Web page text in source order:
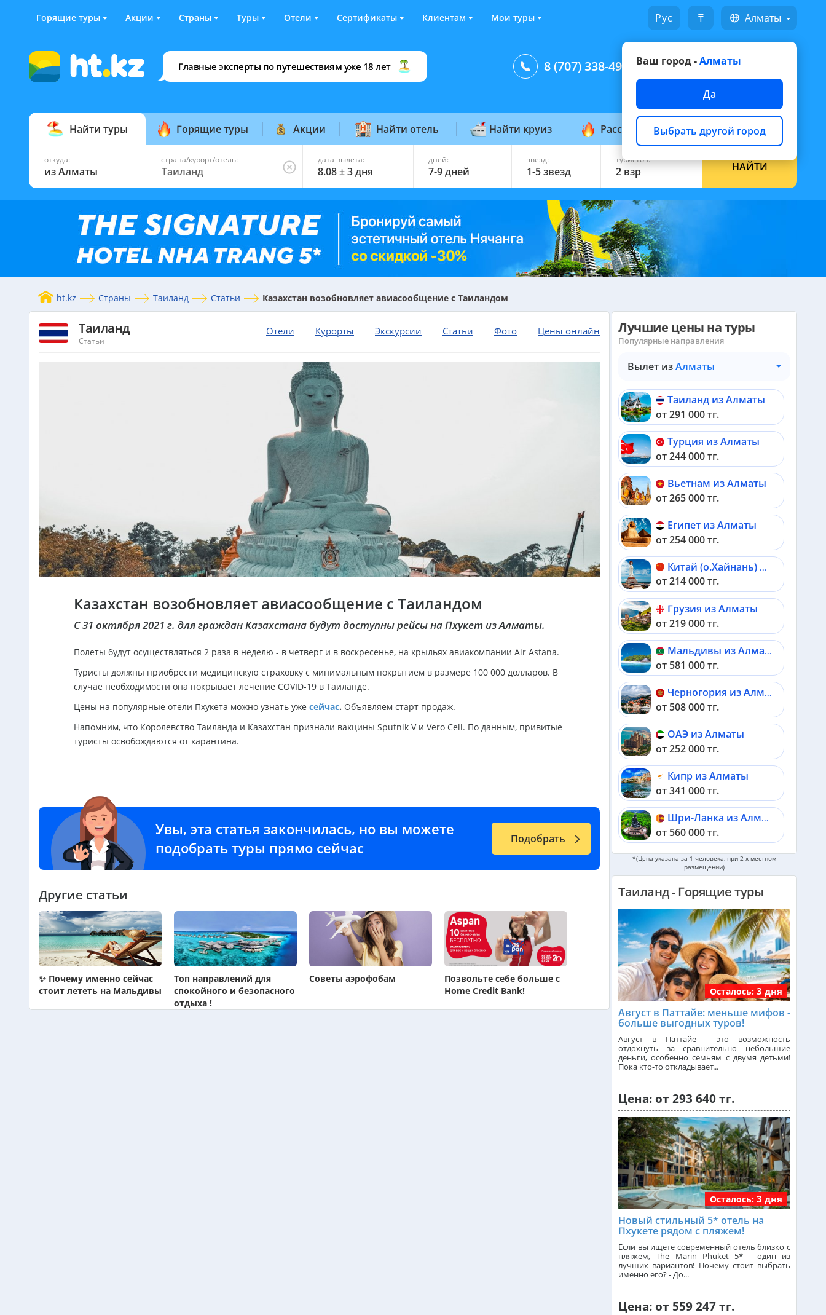
Горящие туры Акции Страны Туры Отели Сертификаты Клиентам Мои туры Русский ₸ Алматы
Ваш город -Алматы
Да
Выбрать другой город
Главные эксперты по путешествиям уже 18 лет 8 (707) 338-49-49 Написать на WhatsApp
Найти туры Горящие туры Акции Найти отель Найти круиз Рассылка горящих
откуда:
из Алматы
страна/курорт/отель: дата вылета:
8.08 ± 3 дня
дней:
7-9 дней
звезд:
1-5 звезд
туристов:
2 взр НАЙТИ
ht.kz Страны Таиланд Статьи Казахстан возобновляет авиасообщение с Таиландом
Отели Курорты Экскурсии Статьи Фото Цены онлайн
Таиланд
Статьи
Казахстан возобновляет авиасообщение с Таиландом
С 31 октября 2021 г. для граждан Казахстана будут доступны рейсы на Пхукет из Алматы.
Полеты будут осуществляться 2 раза в неделю - в четверг и в воскресенье, на крыльях авиакомпании Air Astana.
Туристы должны приобрести медицинскую страховку с минимальным покрытием в размере 100 000 долларов. В
случае необходимости она покрывает лечение COVID-19 в Таиланде.
Цены на популярные отели Пхукета можно узнать уже сейчас. Объявляем старт продаж.
Напомним, что Королевство Таиланда и Казахстан признали вакцины Sputnik V и Vero Cell. По данным, привитые
туристы освобождаются от карантина.
Увы, эта статья закончилась, но вы можете
подобрать туры прямо сейчас
Подобрать
Другие статьи
✨ Почему именно сейчас
стоит лететь на Мальдивы
Топ направлений для
спокойного и безопасного
отдыха !
Советы аэрофобам
Позвольте себе больше с
Home Credit Bank!
Лучшие цены на туры
Популярные направления
Вылет изАлматы
Таиланд из Алматы
от 291 000 тг.
Турция из Алматы
от 244 000 тг.
Вьетнам из Алматы
от 265 000 тг.
Египет из Алматы
от 254 000 тг.
Китай (о.Хайнань) из Алматы
от 214 000 тг.
Грузия из Алматы
от 219 000 тг.
Мальдивы из Алматы
от 581 000 тг.
Черногория из Алматы
от 508 000 тг.
ОАЭ из Алматы
от 252 000 тг.
Кипр из Алматы
от 341 000 тг.
Шри-Ланка из Алматы
от 560 000 тг.
Катар из Алматы
от 340 000 тг.
от 740 000 тг.
Малайзия из Алматы
от 383 000 тг.
Индия (ГОА) из Алматы
Италия из Алматы
Чехия из Алматы
Греция из Алматы
Сейшелы из Алматы
Доминикана из Алматы
Франция из Алматы
Болгария из Алматы
*(Цена указана за 1 человека, при 2-х местном
размещении)
Таиланд - Горящие туры
Осталось: 3 дня
Август в Паттайе: меньше мифов -
больше выгодных туров!
Август в Паттайе - это возможность
отдохнуть за сравнительно небольшие
деньги, особенно семьям с двумя детьми!
Пока кто-то откладывает...
Цена: от 293 640 тг.
Осталось: 3 дня
Новый стильный 5* отель на
Пхукете рядом с пляжем!
Если вы ищете современный отель близко с
пляжем, The Marin Phuket 5* - один из
лучших вариантов! Почему стоит выбрать
именно его? - До...
Цена: от 559 247 тг.